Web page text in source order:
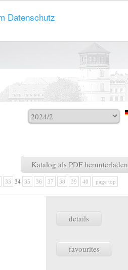
Datenschutz
Katalog als PDF herunterladen
33 34 35 36 37 38 39 40 page top
details
favourites